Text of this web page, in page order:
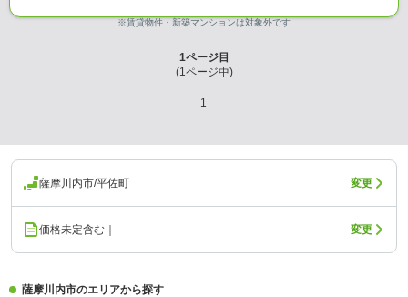
※賃貸物件・新築マンションは対象外です
1ページ目
(1ページ中)
1
薩摩川内市/平佐町 変更
価格未定含む｜ 変更
薩摩川内市のエリアから探す